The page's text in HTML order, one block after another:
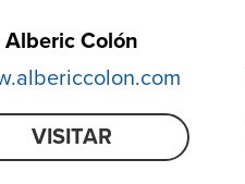
Alberic Colón
VISITAR